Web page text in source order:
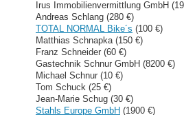
Irus Immobilienvermittlung GmbH
Andreas Schlang (280 €)
TOTAL NORMAL Bike´s (100 €)
Matthias Schnapka (150 €)
Franz Schneider (60 €)
Gastechnik Schnur GmbH (8200 €)
Michael Schnur (10 €)
Tom Schuck (25 €)
Jean-Marie Schug (30 €)
Stahls Europe GmbH (1900 €)